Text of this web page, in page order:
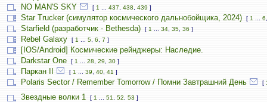
NO MAN'S SKY [ 1 437 438 439 ]
Star Trucker (симулятор космического дальнобойщика, 2024) [ 1 6
Starfield (разработчик - Bethesda) [ 1 34 35 36 ]
Rebel Galaxy [ 1 5 6 7 ]
[IOS/Android] Космические рейнджеры: Наследие.
Darkstar One
[ 1 28 29 30 ]
Паркан II [ 1 39 40 41 ]
Polaris Sector / Remember Tomorrow / Помни Завтрашний День [
Звездные волки 1 [ 1 51 52 53 ]